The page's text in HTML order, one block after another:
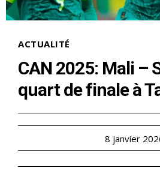
ACTUALITÉ
CAN 2025: Mali –
quart de finale à
8 janvier